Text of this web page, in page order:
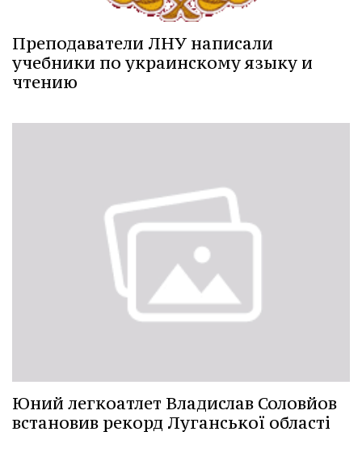
Преподаватели ЛНУ написали
учебники по украинскому языку и
чтению
Юний легкоатлет Владислав Соловйов
встановив рекорд Луганської області